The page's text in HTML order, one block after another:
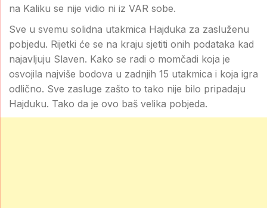
na Kaliku se nije vidio ni iz VAR sobe.
Sve u svemu solidna utakmica Hajduka za zasluženu
pobjedu. Rijetki će se na kraju sjetiti onih podataka kad
najavljuju Slaven. Kako se radi o momčadi koja je
osvojila najviše bodova u zadnjih 15 utakmica i koja igra
odlično. Sve zasluge zašto to tako nije bilo pripadaju
Hajduku. Tako da je ovo baš velika pobjeda.